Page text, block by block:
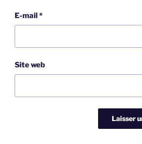
E-mail*
Site web